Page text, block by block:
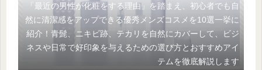
「最近の男性が化粧をする理由」を踏まえ、初心者でも自
然に清潔感をアップできる優秀メンズコスメを10選一挙に
紹介！青髭、ニキビ跡、テカリを自然にカバーして、ビジ
ネスや日常で好印象を与えるための選び方とおすすめアイ
テムを徹底解説します